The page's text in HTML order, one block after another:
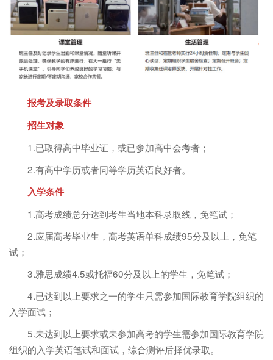
报考及录取条件
招生对象
1.已取得高中毕业证，或已参加高中会考者；
2.有高中学历或者同等学历英语良好者。
入学条件
1.高考成绩总分达到考生当地本科录取线，免笔试；
2.应届高考毕业生，高考英语单科成绩95分及以上，免笔
试；
3.雅思成绩4.5或托福60分及以上的学生，免笔试；
4.已达到以上要求之一的学生只需参加国际教育学院组织的
入学面试；
5.未达到以上要求或未参加高考的学生需参加国际教育学院
组织的入学英语笔试和面试，综合测评后择优录取。